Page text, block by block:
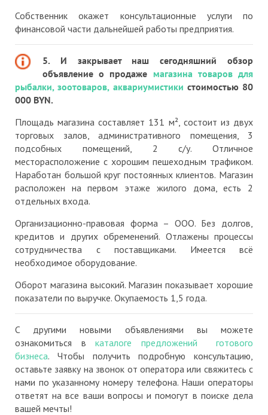
Собственник окажет консультационные услуги по
финансовой части дальнейшей работы предприятия.
5. И закрывает наш сегодняшний обзор
объявление о продаже магазина товаров для
рыбалки, зоотоваров, аквариумистики стоимостью 80
000 BYN.
Площадь магазина составляет 131 м², состоит из двух
торговых залов, административного помещения, 3
подсобных помещений, 2 с/у. Отличное
месторасположение с хорошим пешеходным трафиком.
Наработан большой круг постоянных клиентов. Магазин
расположен на первом этаже жилого дома, есть 2
отдельных входа.
Организационно-правовая форма – ООО. Без долгов,
кредитов и других обременений. Отлажены процессы
сотрудничества с поставщиками. Имеется всё
необходимое оборудование.
Оборот магазина высокий. Магазин показывает хорошие
показатели по выручке. Окупаемость 1,5 года.
C другими новыми объявлениями вы можете
ознакомиться вкаталоге предложений готового
бизнеса. Чтобы получить подробную консультацию,
оставьте заявку на звонок от оператора или свяжитесь с
нами по указанному номеру телефона. Наши операторы
ответят на все ваши вопросы и помогут в поиске дела
вашей мечты!